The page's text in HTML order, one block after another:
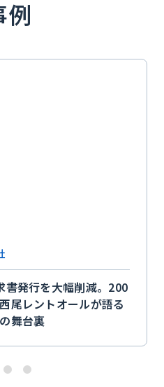
例
書発行を大幅削減。200
尾レントオールが語る
舞台裏